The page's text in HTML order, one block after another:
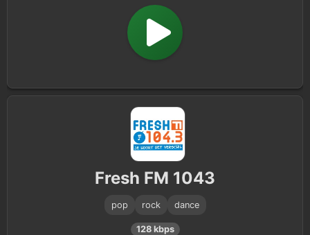
Fresh FM 1043
pop rock dance
128 kbps